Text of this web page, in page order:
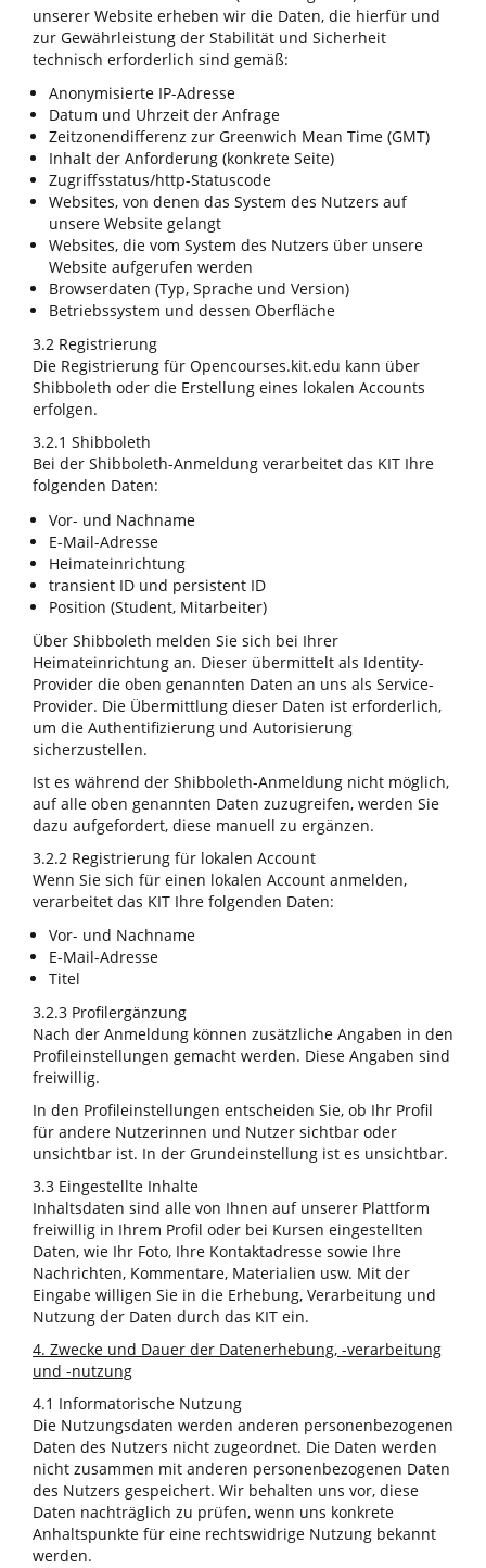
unserer Website erheben wir die Daten, die hierfür und
zur Gewährleistung der Stabilität und Sicherheit
technisch erforderlich sind gemäß:
Anonymisierte IP-Adresse
Datum und Uhrzeit der Anfrage
Zeitzonendifferenz zur Greenwich Mean Time (GMT)
Inhalt der Anforderung (konkrete Seite)
Zugriffsstatus/http-Statuscode
Websites, von denen das System des Nutzers auf
unsere Website gelangt
Websites, die vom System des Nutzers über unsere
Website aufgerufen werden
Browserdaten (Typ, Sprache und Version)
Betriebssystem und dessen Oberfläche
3.2 Registrierung
Die Registrierung für Opencourses.kit.edu kann über
Shibboleth oder die Erstellung eines lokalen Accounts
erfolgen.
3.2.1 Shibboleth
Bei der Shibboleth-Anmeldung verarbeitet das KIT Ihre
folgenden Daten:
Vor- und Nachname
E-Mail-Adresse
Heimateinrichtung
transient ID und persistent ID
Position (Student, Mitarbeiter)
Über Shibboleth melden Sie sich bei Ihrer
Heimateinrichtung an. Dieser übermittelt als Identity-
Provider die oben genannten Daten an uns als Service-
Provider. Die Übermittlung dieser Daten ist erforderlich,
um die Authentifizierung und Autorisierung
sicherzustellen.
Ist es während der Shibboleth-Anmeldung nicht möglich,
auf alle oben genannten Daten zuzugreifen, werden Sie
dazu aufgefordert, diese manuell zu ergänzen.
3.2.2 Registrierung für lokalen Account
Wenn Sie sich für einen lokalen Account anmelden,
verarbeitet das KIT Ihre folgenden Daten:
Vor- und Nachname
E-Mail-Adresse
Titel
3.2.3 Profilergänzung
Nach der Anmeldung können zusätzliche Angaben in den
Profileinstellungen gemacht werden. Diese Angaben sind
freiwillig.
In den Profileinstellungen entscheiden Sie, ob Ihr Profil
für andere Nutzerinnen und Nutzer sichtbar oder
unsichtbar ist. In der Grundeinstellung ist es unsichtbar.
3.3 Eingestellte Inhalte
Inhaltsdaten sind alle von Ihnen auf unserer Plattform
freiwillig in Ihrem Profil oder bei Kursen eingestellten
Daten, wie Ihr Foto, Ihre Kontaktadresse sowie Ihre
Nachrichten, Kommentare, Materialien usw. Mit der
Eingabe willigen Sie in die Erhebung, Verarbeitung und
Nutzung der Daten durch das KIT ein.
4. Zwecke und Dauer der Datenerhebung, -verarbeitung
und -nutzung
4.1 Informatorische Nutzung
Die Nutzungsdaten werden anderen personenbezogenen
Daten des Nutzers nicht zugeordnet. Die Daten werden
nicht zusammen mit anderen personenbezogenen Daten
des Nutzers gespeichert. Wir behalten uns vor, diese
Daten nachträglich zu prüfen, wenn uns konkrete
Anhaltspunkte für eine rechtswidrige Nutzung bekannt
werden.